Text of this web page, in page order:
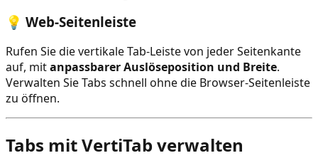
💡 Web-Seitenleiste
Rufen Sie die vertikale Tab-Leiste von jeder Seitenkante
auf, mitanpassbarer Auslöseposition und Breite.
Verwalten Sie Tabs schnell ohne die Browser-Seitenleiste
zu öffnen.
Tabs mit VertiTab verwalten